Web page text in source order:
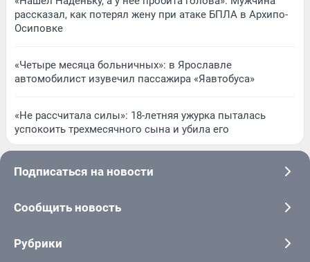
рассказал, как потерял жену при атаке БПЛА в Архипо-
Осиповке
«Четыре месяца больничных»: в Ярославле
автомобилист изувечил пассажира «Яавтобуса»
«Не рассчитала силы»: 18-летняя ужурка пыталась
успокоить трехмесячного сына и убила его
Подписаться на новости
Сообщить новость
Рубрики